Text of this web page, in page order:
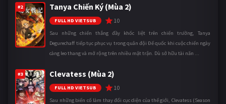
#2 Tanya Chiến Ký (Mùa 2)
FULL HD VIETSUB 10
Sau những chiến thắng đầy khốc liệt trên chiến trường, Tanya
Degurechaff tiếp tục phục vụ trong quân đội Đế quốc khi cuộc chiến ngày
càng leo thang và mở rộng trên nhiều mặt trận. Dù sở hữu tài năn ...
#3 Clevatess (Mùa 2)
FULL HD VIETSUB 10
Sau những biến cố làm thay đổi cục diện của thế giới, Clevatess (Season